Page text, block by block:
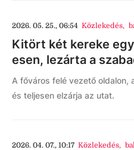
2026. 05. 25., 06:54 Közlekedés,
Kitört két kereke
esen, lezárta a
A főváros felé vezető oldalon,
és teljesen elzárja az utat.
2026. 04. 07., 10:17 Közlekedés,